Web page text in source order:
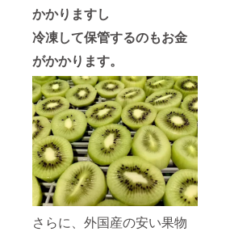
かかりますし
冷凍して保管するのもお金
がかかります。
さらに、外国産の安い果物